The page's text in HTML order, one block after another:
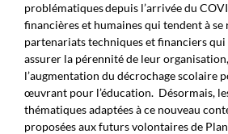
problématiques depuis l’arrivée du
financières et humaines qui tendent à se
partenariats techniques et financiers qui
assurer la pérennité de leur
l’augmentation du décrochage scolaire
œuvrant pour l’éducation. Désormais,
thématiques adaptées à ce nouveau
proposées aux futurs volontaires de